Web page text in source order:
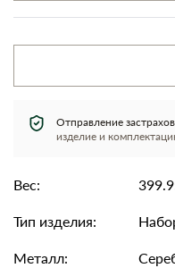
Отправление
изделие и
Вес:
Тип изделия:
Металл: